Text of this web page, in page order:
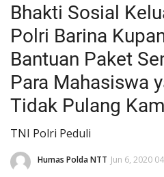
Beranda
Binkam
Terms & Conditions
Reskrim
Lantas
Polisi Kita
Mitra Polisi
Bhakti Sosial
Polri Barina
Bantuan Paket
Para Mahasiswa
Tidak Pulang
TNI Polri Peduli
Humas Polda NTT Jun 6, 2020